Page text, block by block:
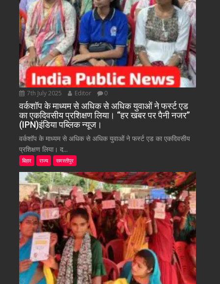
7th July 2025 Editor 0
वर्कशॉप के माध्यम से अधिक से अधिक युवाओं ने फर्स्ट एड
का एकदिवसीय प्रशिक्षण लिया। “हर खबर पर पैनी नजर”
(IPN)इंडिया पब्लिक न्यूज।
वर्कशॉप के माध्यम से अधिक से अधिक युवाओं ने फर्स्ट एड का एकदिवसीय
प्रशिक्षण लिया। द...
बिहार राज्य समस्तीपुर